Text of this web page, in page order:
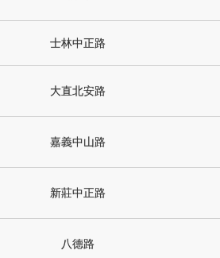
士林中正路
大直北安路
嘉義中山路
新莊中正路
八德路